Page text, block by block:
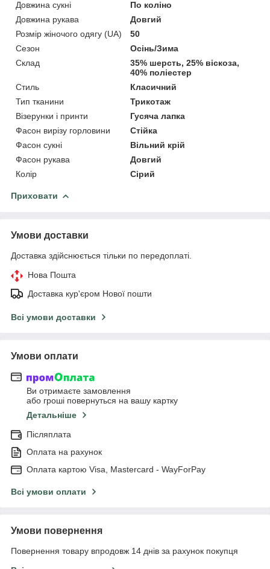
Довжина сукні
По коліно
Довжина рукава
Довгий
Розмір жіночого одягу (UA)
50
Сезон
Осінь/Зима
Склад
35% шерсть, 25% віскоза,
40% поліестер
Стиль
Класичний
Тип тканини
Трикотаж
Візерунки і принти
Гусяча лапка
Фасон вирізу горловини
Стійка
Фасон сукні
Вільний крій
Фасон рукава
Довгий
Колір
Сірий
Приховати
Умови доставки
Доставка здійснюється тільки по передоплаті.
Нова Пошта
Доставка кур'єром Нової пошти
Всі умови доставки
Умови оплати
Ви отримаєте замовлення
або гроші повернуться на вашу картку
Детальніше
Післяплата
Оплата на рахунок
Оплата картою Visa, Mastercard - WayForPay
Всі умови оплати
Умови повернення
Повернення товару впродовж 14 днів за рахунок покупця